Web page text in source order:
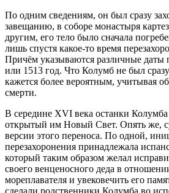
По одним сведениям, он был сразу
завещанию, в соборе монастыря
другим, его тело было сначала
лишь спустя какое-то время
Причём указываются различные даты
или 1513 год. Что Колумб не был
кажется более вероятным, учитывая
смерти.
В середине XVI века останки
открытый им Новый Свет. Опять же,
версии этого переноса. По одной,
перезахоронения принадлежала
который таким образом желал
своего венценосного деда в
мореплавателя и увековечить его
сделали родственники Колумба во